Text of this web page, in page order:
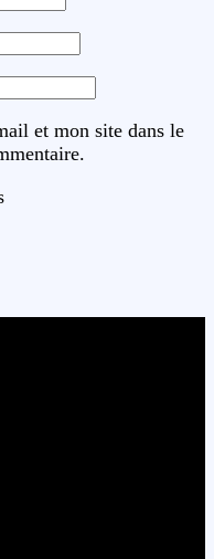
et mon site dans le